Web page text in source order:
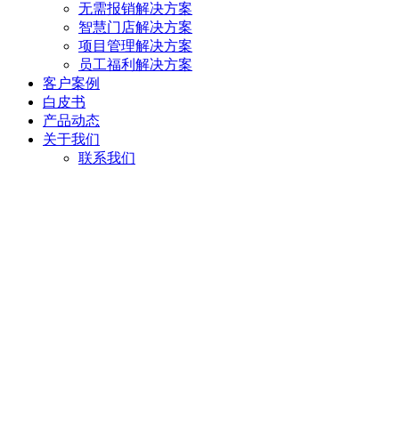
无需报销解决方案
智慧门店解决方案
项目管理解决方案
员工福利解决方案
客户案例
白皮书
产品动态
关于我们
联系我们